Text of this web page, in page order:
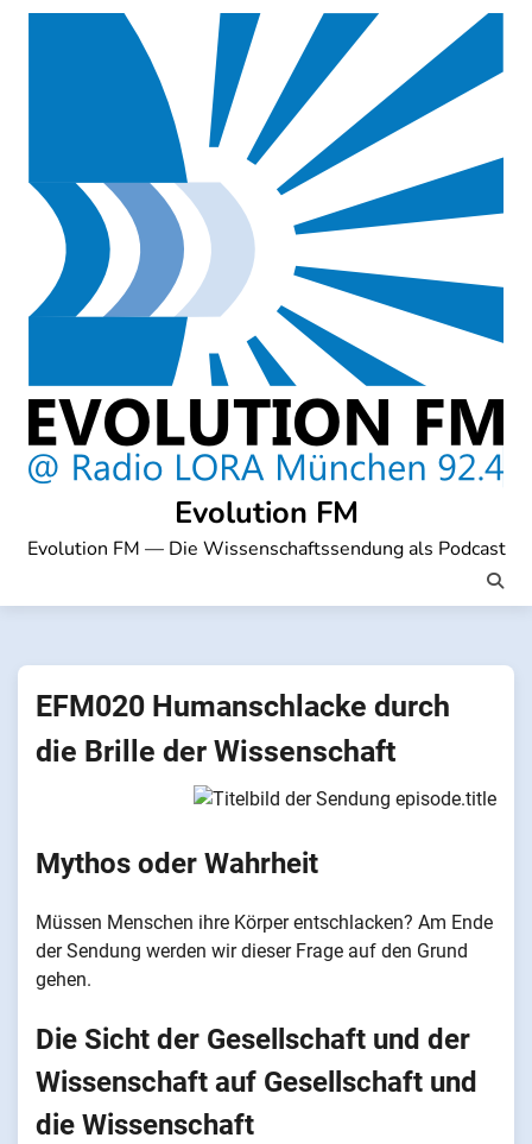
Skip
Evolution FM
Evolution FM — Die Wissenschaftssendung als Podcast
EFM020 Humanschlacke durch
die Brille der Wissenschaft
Mythos oder Wahrheit
Müssen Menschen ihre Körper entschlacken? Am Ende
der Sendung werden wir dieser Frage auf den Grund
gehen.
Die Sicht der Gesellschaft und der
Wissenschaft auf Gesellschaft und
die Wissenschaft